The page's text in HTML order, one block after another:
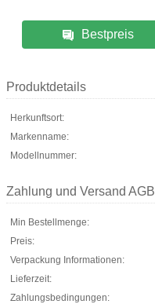
Bestpreis
Produktdetails
Herkunftsort:
Markenname:
Modellnummer:
Zahlung und Versand AGB
Min Bestellmenge:
Preis:
Verpackung Informationen:
Lieferzeit:
Zahlungsbedingungen: